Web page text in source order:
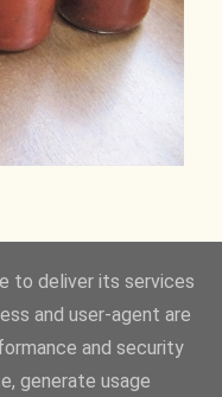
Blogger
to deliver its services
and user-agent are
and security
generate usage